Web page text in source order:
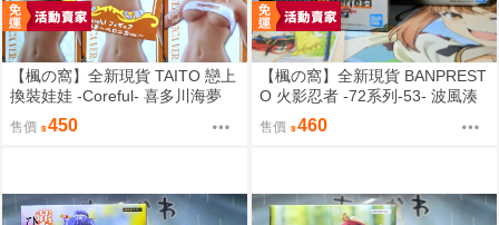
【楓の窩】全新現貨 TAITO 戀上
換裝娃娃 -Coreful- 喜多川海夢
貝羅妮卡ver.【日版】
售價 450
【楓の窩】全新現貨 BANPREST
O 火影忍者 -72系列-53- 波風湊
＆漩渦九品＆鳴人【日版】
售價 460